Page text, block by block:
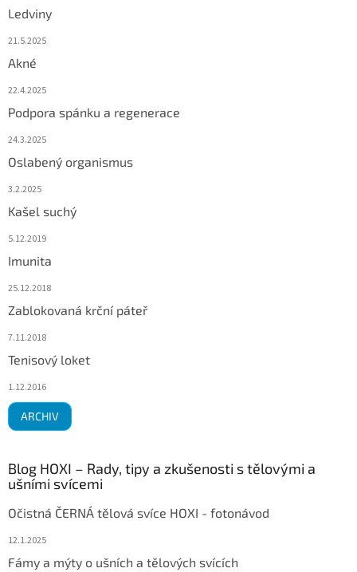
Ledviny
21.5.2025
Akné
22.4.2025
Podpora spánku a regenerace
24.3.2025
Oslabený organismus
3.2.2025
Kašel suchý
5.12.2019
Imunita
25.12.2018
Zablokovaná krční páteř
7.11.2018
Tenisový loket
1.12.2016
ARCHIV
Blog HOXI – Rady, tipy a zkušenosti s tělovými a
ušními svícemi
Očistná ČERNÁ tělová svíce HOXI - fotonávod
12.1.2025
Fámy a mýty o ušních a tělových svících